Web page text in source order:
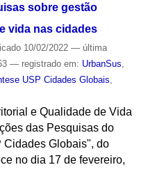
sobre gestão
vida nas cidades
10/02/2022 — última
— registrado em: UrbanSus
USP Cidades Globais
e Qualidade de Vida
das Pesquisas do
Cidades Globais", do
no dia 17 de fevereiro,